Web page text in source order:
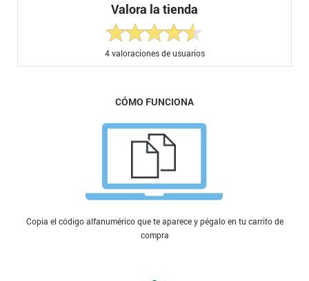
Valora la tienda
4valoraciones de usuarios
CÓMO FUNCIONA
Copia el código alfanumérico que te aparece y pégalo en tu carrito de
compra